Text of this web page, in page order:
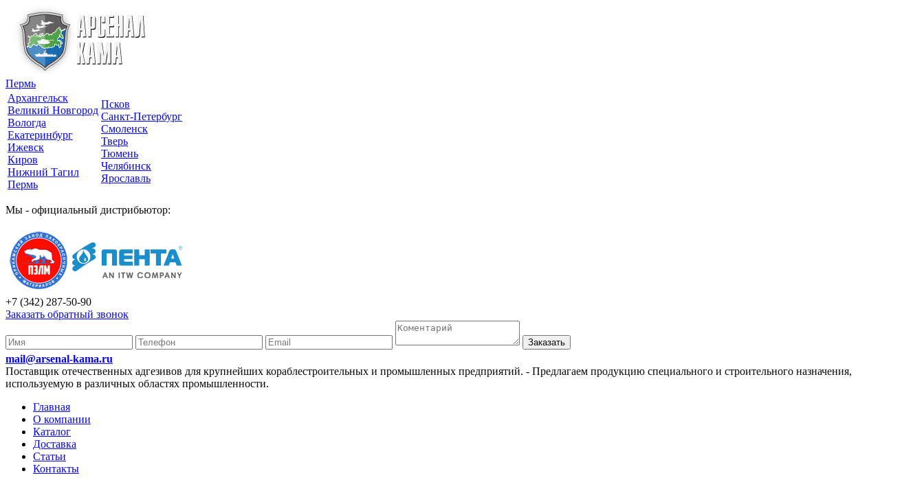
Пермь
Архангельск
Великий Новгород
Вологда
Екатеринбург
Ижевск
Киров
Нижний Тагил
Пермь
Псков
Санкт-Петербург
Смоленск
Тверь
Тюмень
Челябинск
Ярославль
Мы - официальный дистрибьютор:
+7 (342) 287-50-90
Заказать обратный звонок
Заказать
mail@arsenal-kama.ru
Поставщик отечественных адгезивов для крупнейших кораблестроительных и промышленных предприятий. - Предлагаем продукцию специального и строительного назначения,
используемую в различных областях промышленности.
Главная
О компании
Каталог
Доставка
Статьи
Контакты